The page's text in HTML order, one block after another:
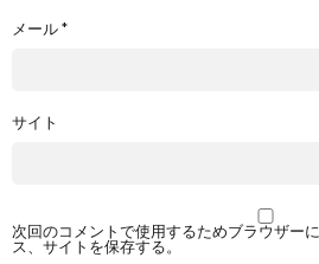
メール*
サイト
次回のコメントで使用するためブラウザー
ス、サイトを保存する。